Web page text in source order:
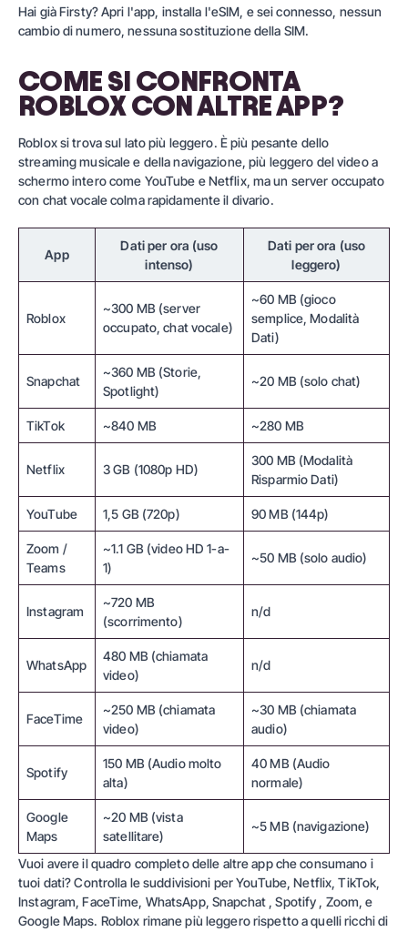
Hai già Firsty? Apri l'app, installa l'eSIM, e sei connesso, nessun
cambio di numero, nessuna sostituzione della SIM.
COME SI CONFRONTA
ROBLOX CON ALTRE APP?
Roblox si trova sul lato più leggero. È più pesante dello
streaming musicale e della navigazione, più leggero del video a
schermo intero come YouTube e Netflix, ma un server occupato
con chat vocale colma rapidamente il divario.
App
Dati per ora (uso
intenso)
Dati per ora (uso
leggero)
Roblox
~300 MB (server
occupato, chat vocale)
~60 MB (gioco
semplice, Modalità
Dati)
Snapchat
~360 MB (Storie,
Spotlight)
~20 MB (solo chat)
TikTok ~840 MB ~280 MB
Netflix 3 GB (1080p HD)
300 MB (Modalità
Risparmio Dati)
YouTube 1,5 GB (720p) 90 MB (144p)
Zoom /
Teams
~1.1 GB (video HD 1-a-
1)
~50 MB (solo audio)
Instagram
~720 MB
(scorrimento)
n/d
WhatsApp
480 MB (chiamata
video)
n/d
FaceTime
~250 MB (chiamata
video)
~30 MB (chiamata
audio)
Spotify
150 MB (Audio molto
alta)
40 MB (Audio
normale)
Google
Maps
~20 MB (vista
satellitare)
~5 MB (navigazione)
Vuoi avere il quadro completo delle altre app che consumano i
tuoi dati? Controlla le suddivisioni perYouTube,Netflix,TikTok,
Instagram,FaceTime, WhatsApp, Snapchat,Spotify , Zoom, e
Google Maps. Roblox rimane più leggero rispetto a quelli ricchi di